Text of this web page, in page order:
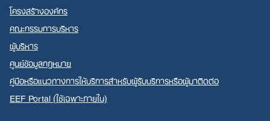
โครงสร้างองค์กร
คณะกรรมการบริหาร
ผู้บริหาร
ศูนย์ข้อมูลกฎหมาย
คู่มือหรือแนวทางการให้บริการสำหรับผู้รับบริการหรือผู้มาติดต่อ
EEF Portal (ใช้เฉพาะภายใน)